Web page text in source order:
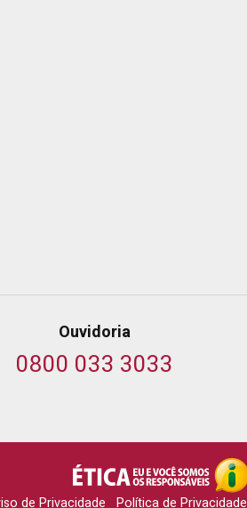
Ouvidoria
0800 033 3033
de Privacidade Política de Privacidade